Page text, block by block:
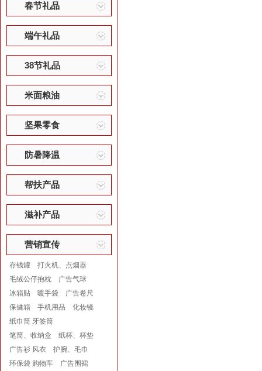
春节礼品
端午礼品
38节礼品
米面粮油
坚果零食
防暑降温
帮扶产品
滋补产品
营销宣传
存钱罐
打火机、点烟器
毛绒公仔抱枕
广告气球
冰箱贴
暖手袋
广告卷尺
保健箱
手机用品
化妆镜
纸巾筒 牙签筒
笔筒、收纳盒
纸杯、杯垫
广告衫 风衣
护腕、毛巾
环保袋 购物车
广告围裙